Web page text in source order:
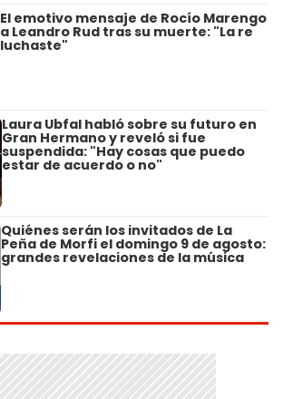
El emotivo mensaje de Rocío Marengo
a Leandro Rud tras su muerte: "La re
luchaste"
Laura Ubfal habló sobre su futuro en
Gran Hermano y reveló si fue
suspendida: "Hay cosas que puedo
estar de acuerdo o no"
Quiénes serán los invitados de La
Peña de Morfi el domingo 9 de agosto:
grandes revelaciones de la música